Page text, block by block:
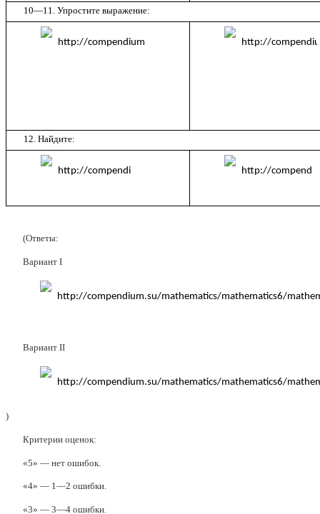
10—11. Упростите выражение:
12. Найдите:
(Ответы:
Вариант I
Вариант II
)
Критерии оценок:
«5» — нет ошибок.
«4» — 1—2 ошибки.
«3» — 3—4 ошибки.